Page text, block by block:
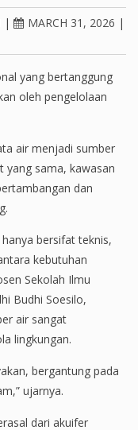
| MARCH 31, 2026 |
yang bertanggung
oleh pengelolaan
air menjadi sumber
yang sama, kawasan
dan
bersifat teknis,
kebutuhan
Sekolah Ilmu
Budhi Soesilo,
air sangat
lingkungan.
bergantung pada
ujarnya.
dari akuifer